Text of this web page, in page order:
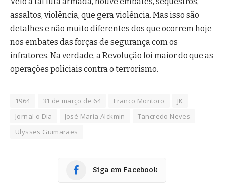
assaltos, violência, que gera violência. Mas isso são
detalhes e não muito diferentes dos que ocorrem hoje
nos embates das forças de segurança com os
infratores. Na verdade, a Revolução foi maior do que as
operações policiais contra o terrorismo.
1964 31 de março de 64 Franco Montoro
JK
Jornal o Dia
José Maria Alckmin
Tancredo Neves
Ulysses Guimarães
Siga em Facebook